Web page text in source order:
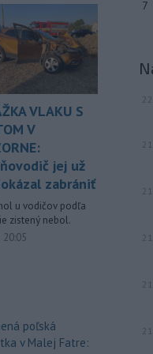
španielskeho
Juan Jesús Vivas v
vládu v Madride o
so stovkami detí,
v tejto exkláve po
migračnej vlne.
v stredu opäť
stupňov Celzia na
miestach Slovenska.
VLAKU S
V
jej už
zabrániť
u vodičov podľa
zistený nebol.
20:05
poľská
v Malej Fatre:
7